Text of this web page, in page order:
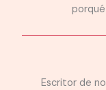
Escritor de